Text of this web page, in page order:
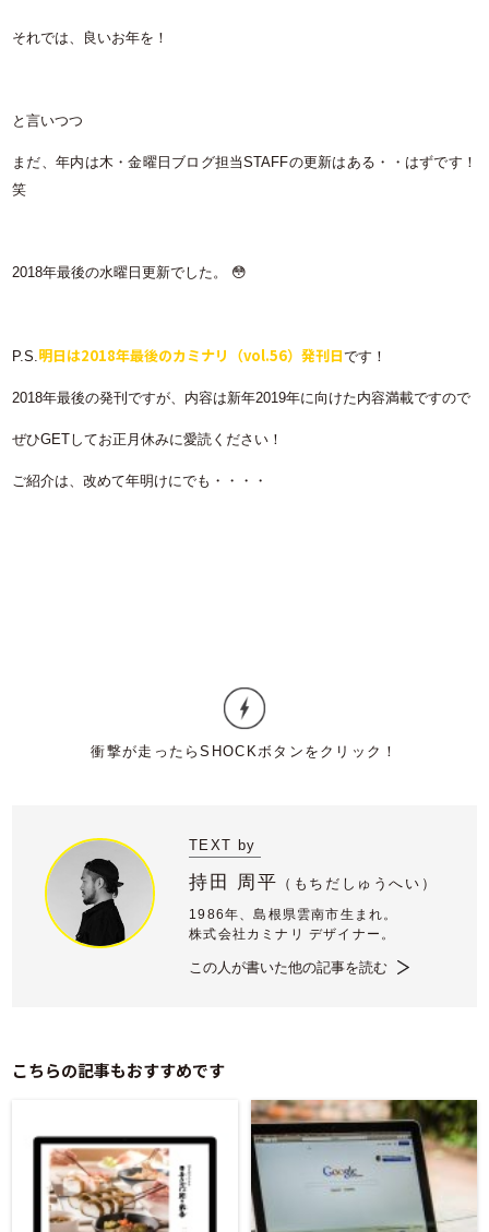
それでは、良いお年を！
と言いつつ
まだ、年内は木・金曜日ブログ担当STAFFの更新はある・・はずです！
笑
2018年最後の水曜日更新でした。 😳
P.S. 明日は2018年最後のカミナリ（vol.56）発刊日です！
2018年最後の発刊ですが、内容は新年2019年に向けた内容満載ですので
ぜひGETしてお正月休みに愛読ください！
ご紹介は、改めて年明けにでも・・・・
TEXT by
持田 周平 （ もちだしゅうへい）
1986年、島根県雲南市生まれ。
株式会社カミナリ デザイナー。
この人が書いた他の記事を読む
こちらの記事もおすすめです